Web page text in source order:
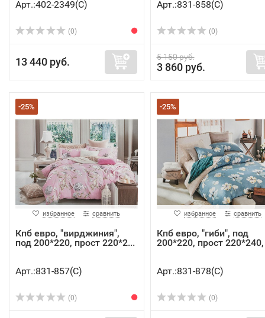
Арт.:402-2349(C)
(0)
13 440 руб.
Арт.:831-858(C)
(0)
5 150 руб.
3 860 руб.
-25%
избранное сравнить
Кпб евро, "вирджиния",
под 200*220, прост 220*2...
Арт.:831-857(C)
(0)
-25%
избранное сравнить
Кпб евро, "гиби", под
200*220, прост 220*240,
Арт.:831-878(C)
(0)